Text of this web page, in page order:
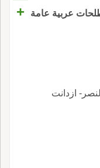
عربية عامة +
ازدانت